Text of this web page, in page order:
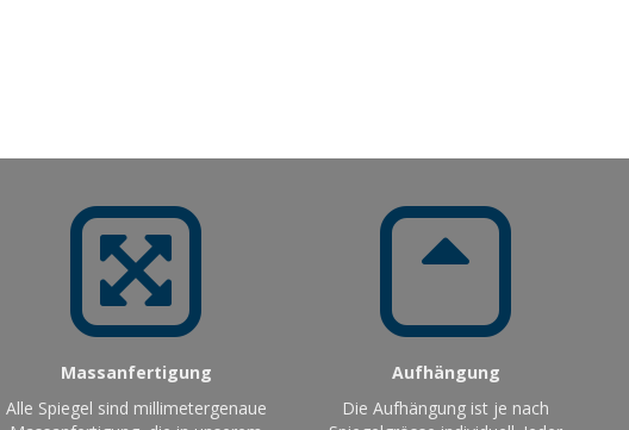
Massanfertigung
Alle Spiegel sind millimetergenaue
Aufhängung
Die Aufhängung ist je nach